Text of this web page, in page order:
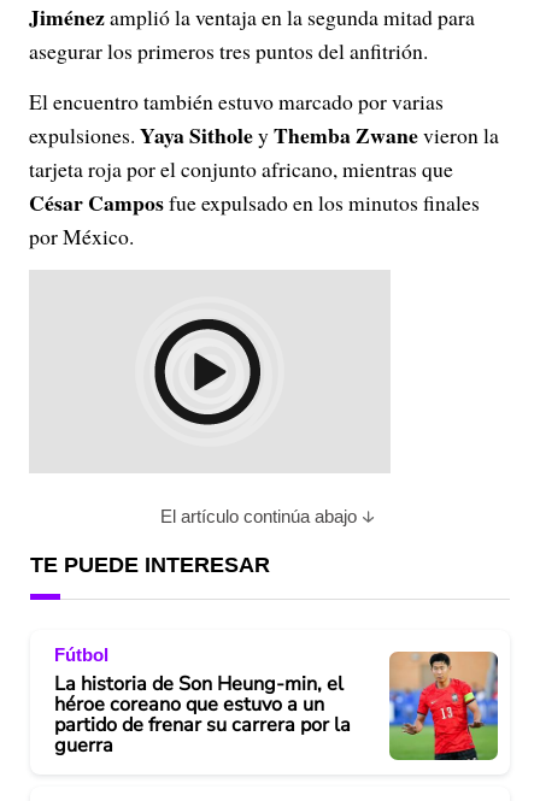
Jiménezamplió la ventaja en la segunda mitad para
asegurar los primeros tres puntos del anfitrión.
El encuentro también estuvo marcado por varias
expulsiones. Yaya SitholeyThemba Zwanevieron la
tarjeta roja por el conjunto africano, mientras que
César Camposfue expulsado en los minutos finales
por México.
El artículo continúa abajo
TE PUEDE INTERESAR
Fútbol
La historia de Son Heung-min, el
héroe coreano que estuvo a un
partido de frenar su carrera por la
guerra